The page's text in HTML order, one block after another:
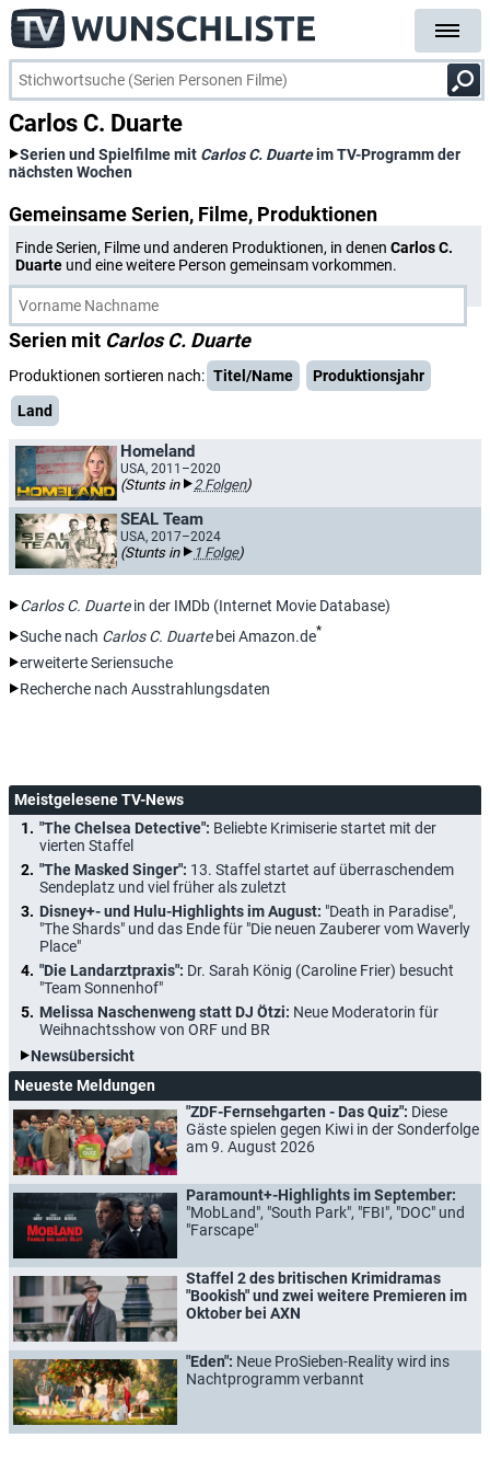
Carlos C. Duarte
Serien und Spielfilme mit Carlos C. Duarteim TV-Programm der
nächsten Wochen
Gemeinsame Serien, Filme, Produktionen
Finde Serien, Filme und anderen Produktionen, in denen Carlos C.
Duarte und eine weitere Person gemeinsam vorkommen.
Serien mit Carlos C. Duarte
Produktionen sortieren nach: Titel/Name
Produktionsjahr
Land
Homeland
USA, 2011–2020
(Stunts in 2 Folgen)
SEAL Team
USA, 2017–2024
(Stunts in 1 Folge)
Carlos C. Duartein der IMDb (Internet Movie Database)
Suche nach Carlos C. Duartebei Amazon.de*
erweiterte Seriensuche
Recherche nach Ausstrahlungsdaten
Meistgelesene TV-News
"The Chelsea Detective": Beliebte Krimiserie startet mit der
vierten Staffel
"The Masked Singer": 13. Staffel startet auf überraschendem
Sendeplatz und viel früher als zuletzt
Disney+- und Hulu-Highlights im August: "Death in Paradise",
"The Shards" und das Ende für "Die neuen Zauberer vom Waverly
Place"
"Die Landarztpraxis": Dr. Sarah König (Caroline Frier) besucht
"Team Sonnenhof"
Melissa Naschenweng statt DJ Ötzi: Neue Moderatorin für
Weihnachtsshow von ORF und BR
Newsübersicht
Neueste Meldungen
"ZDF-Fernsehgarten - Das Quiz": Diese
Gäste spielen gegen Kiwi in der Sonderfolge
am 9. August 2026
Paramount+-Highlights im September:
"MobLand", "South Park", "FBI", "DOC" und
"Farscape"
Staffel 2 des britischen Krimidramas
"Bookish" und zwei weitere Premieren im
Oktober bei AXN
"Eden": Neue ProSieben-Reality wird ins
Nachtprogramm verbannt